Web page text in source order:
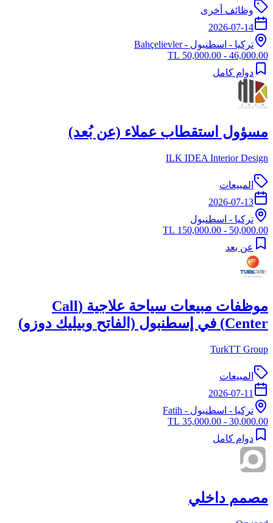
وظائف أخرى
2026-07-14
تركيا - اسطنبول - Bahçelievler
46,000.00 - 50,000.00 TL
دوام كامل
مسؤول استقطاب عملاء (عن بُعد)
ILK IDEA Interior Design
المبيعات
2026-07-13
تركيا - اسطنبول
50,000.00 - 150,000.00 TL
عن بعد
موظفات مبيعات سياحة علاجية (Call
Center) في إسطنبول (الفاتح وبيليك دوزو)
TurkTT Group
المبيعات
2026-07-11
تركيا - اسطنبول - Fatih
30,000.00 - 35,000.00 TL
دوام كامل
مصمم داخلي